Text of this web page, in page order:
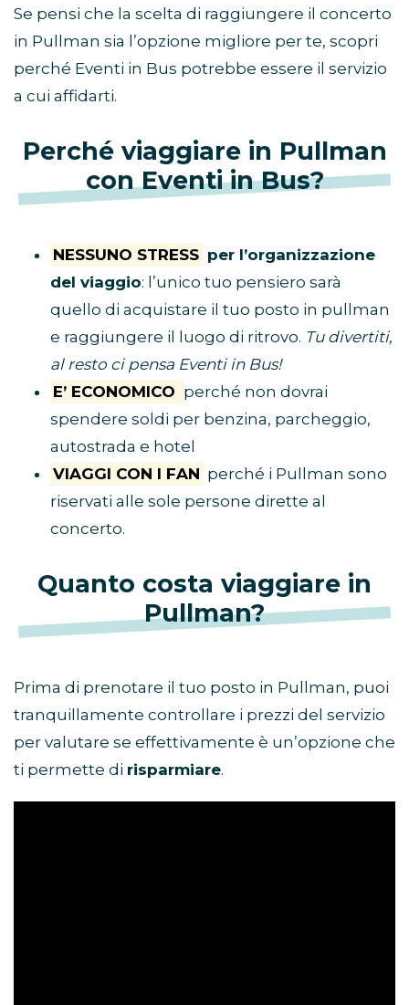
Se pensi che la scelta di raggiungere il concerto
in Pullman sia l’opzione migliore per te, scopri
perché Eventi in Bus potrebbe essere il servizio
a cui affidarti.
Perché viaggiare in Pullman
con Eventi in Bus?
NESSUNO STRESS per l’organizzazione
del viaggio: l’unico tuo pensiero sarà
quello di acquistare il tuo posto in pullman
e raggiungere il luogo di ritrovo. Tu divertiti,
al resto ci pensa Eventi in Bus!
E’ ECONOMICO perché non dovrai
spendere soldi per benzina, parcheggio,
autostrada e hotel
VIAGGI CON I FAN perché i Pullman sono
riservati alle sole persone dirette al
concerto.
Quanto costa viaggiare in
Pullman?
Prima di prenotare il tuo posto in Pullman, puoi
tranquillamente controllare i prezzi del servizio
per valutare se effettivamente è un’opzione che
ti permette di risparmiare.